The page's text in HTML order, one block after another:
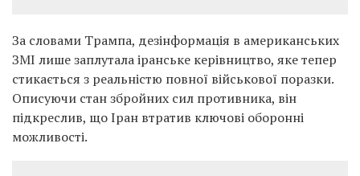
За словами Трампа, дезінформація в американських
ЗМІ лише заплутала іранське керівництво, яке тепер
стикається з реальністю повної військової поразки.
Описуючи стан збройних сил противника, він
підкреслив, що Іран втратив ключові оборонні
можливості.